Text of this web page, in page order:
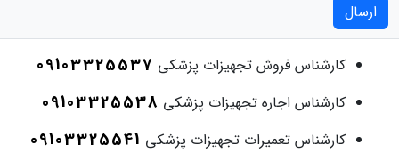
ارسال
کارشناس فروش تجهیزات پزشکی 09103325537
کارشناس اجاره تجهیزات پزشکی 09103325538
کارشناس تعمیرات تجهیزات پزشکی 09103325541